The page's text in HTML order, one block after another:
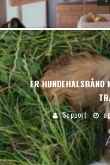
ER HUNDEHALSBÅND
Support